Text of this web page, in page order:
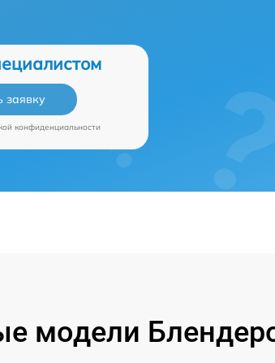
заявку
конфиденциальности
модели